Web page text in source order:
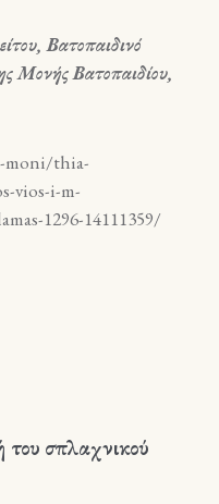
Βατοπαιδινό
Μονής Βατοπαιδίου,
moni/thia-
vios-i-m-
1296-14111359/
σπλαχνικού